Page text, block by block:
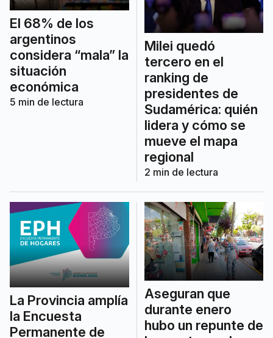
El 68% de los
argentinos
considera “mala” la
situación
económica
5 min de lectura
Milei quedó
tercero en el
ranking de
presidentes de
Sudamérica: quién
lidera y cómo se
mueve el mapa
regional
2 min de lectura
La Provincia amplía
la Encuesta
Permanente de
Aseguran que
durante enero
hubo un repunte de